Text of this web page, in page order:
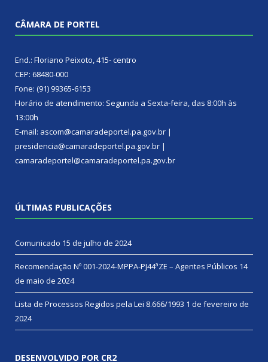
CÂMARA DE PORTEL
End.: Floriano Peixoto, 415- centro
CEP: 68480-000
Fone: (91) 99365-6153
Horário de atendimento: Segunda a Sexta-feira, das 8:00h às
13:00h
E-mail: ascom@camaradeportel.pa.gov.br |
presidencia@camaradeportel.pa.gov.br |
camaradeportel@camaradeportel.pa.gov.br
ÚLTIMAS PUBLICAÇÕES
Comunicado 15 de julho de 2024
Recomendação Nº 001-2024-MPPA-PJ44ªZE – Agentes Públicos 14
de maio de 2024
Lista de Processos Regidos pela Lei 8.666/1993 1 de fevereiro de
2024
DESENVOLVIDO POR CR2